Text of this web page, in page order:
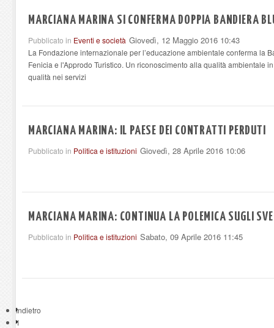
MARCIANA MARINA SI CONFERMA DOPPIA BANDIERA
Pubblicato in Eventi e società Giovedì, 12 Maggio 2016 10:43
La Fondazione internazionale per l’educazione ambientale conferma la
Fenicia e l'Approdo Turistico. Un riconoscimento alla qualità ambientale
qualità nei servizi
MARCIANA MARINA: IL PAESE DEI CONTRATTI PERDUTI
Pubblicato in Politica e istituzioni Giovedì, 28 Aprile 2016 10:06
MARCIANA MARINA: CONTINUA LA POLEMICA SUGLI
Pubblicato in Politica e istituzioni Sabato, 09 Aprile 2016 11:45
Indietro
1